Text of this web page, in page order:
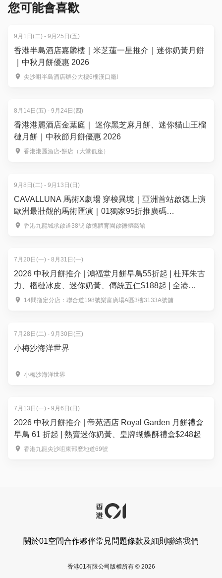
您可能會喜歡
9月1日(二) - 9月25日(五)
香港半島酒店嘉麟樓｜米芝蓮一星推介｜迷你奶黃月餅
｜中秋月餅優惠 2026
尖沙咀半島酒店辦公大樓6樓漢口廳I
8月14日(五) - 9月24日(四)
香港港麗酒店金葉庭｜ 迷你黑芝麻月餅、迷你貓山王榴
槤月餅｜中秋節月餅優惠 2026
香港港麗酒店-餅店（大堂低座）
9月8日(二) - 9月13日(日)
CAVALLUNA 馬術X劇場 穿梭異境｜亞洲首站啟德上演
歐洲最壯觀的馬術匯演｜01獨家95折推廣碼
【HK0105】門票$376起｜9月8 至 13日 啟德體藝館
香港九龍城承啟道38號 啟德體育園啟德體藝館
7月20日(一) - 8月31日(一)
2026 中秋月餅推介 | 鴻福堂月餅早鳥55折起 | 杜拜朱古
力、榴槤冰皮、迷你奶黃、傳統五仁$188起 | 全港
14+分店換領
14間指定分店：聯合道198號樂富廣場A區3樓3133A號舖
7月28日(二) - 9月30日(三)
小梅沙海洋世界
小梅沙海洋世界
7月13日(一) - 9月6日(日)
2026 中秋月餅推介 | 帝苑酒店 Royal Garden 月餅禮盒
早鳥 61 折起 | 熱賣迷你奶黃、皇牌蝴蝶酥禮盒$248起
香港九龍尖沙咀東部麽地道69號
關於01空間合作夥伴常見問題條款及細則 聯絡我們
香港01有限公司版權所有 © 2026